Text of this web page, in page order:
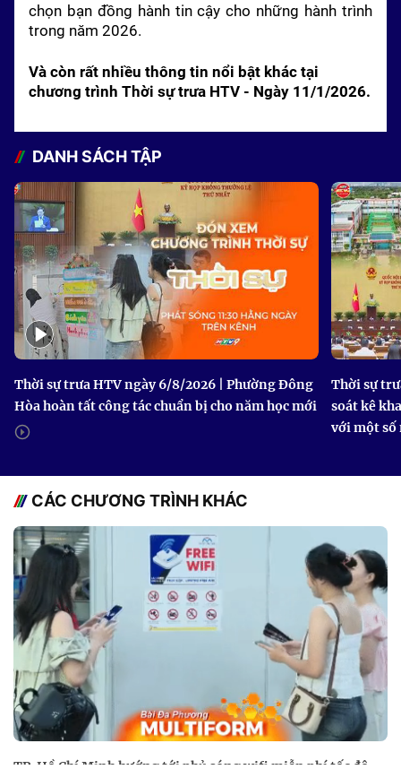
chọn bạn đồng hành tin cậy cho những hành trình
trong năm 2026.
Và còn rất nhiều thông tin nổi bật khác tại
chương trình Thời sự trưa HTV - Ngày 11/1/2026.
DANH SÁCH TẬP
Thời sự trưa HTV ngày 6/8/2026 | Phường Đông
Hòa hoàn tất công tác chuẩn bị cho năm học mới
Thời sự
soát kê
với một số
CÁC CHƯƠNG TRÌNH KHÁC
TP. Hồ Chí Minh hướng tới phủ sóng wifi miễn phí tốc độ